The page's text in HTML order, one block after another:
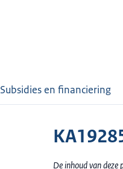
Subsidies en financiering
De inhoud van